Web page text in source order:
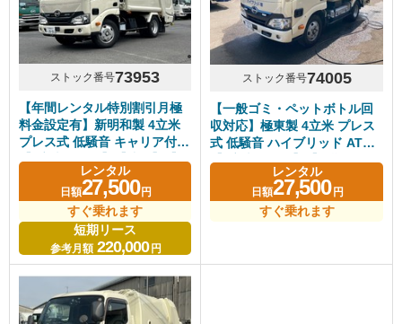
ストック番号73953
【年間レンタル特別割引月極
料金設定有】新明和製 4立米
プレス式 低騒音 キャリア付き
【4立米クラス】【造園】【長
期レンタル・リース可】
レンタル
日額27,500円
すぐ乗れます
短期リース
参考月額 220,000円
ストック番号74005
【一般ゴミ・ペットボトル回
収対応】極東製 4立米 プレス
式 低騒音 ハイブリッド AT車
【4立米クラス】【長期レンタ
ル・リース可】【一般ごみ対
応】【資源ごみ対応】
レンタル
日額27,500 円
すぐ乗れます